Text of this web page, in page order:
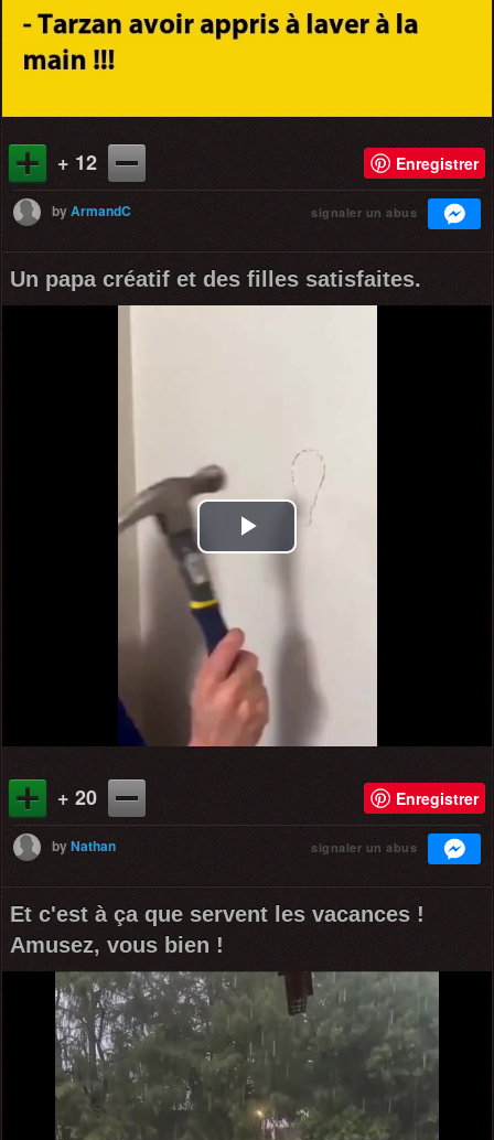
+ 12 Enregistrer
byArmandC signaler un abus
Un papa créatif et des filles satisfaites.
Play
+ 20 Enregistrer
byNathan signaler un abus
Et c'est à ça que servent les vacances !
Amusez, vous bien !